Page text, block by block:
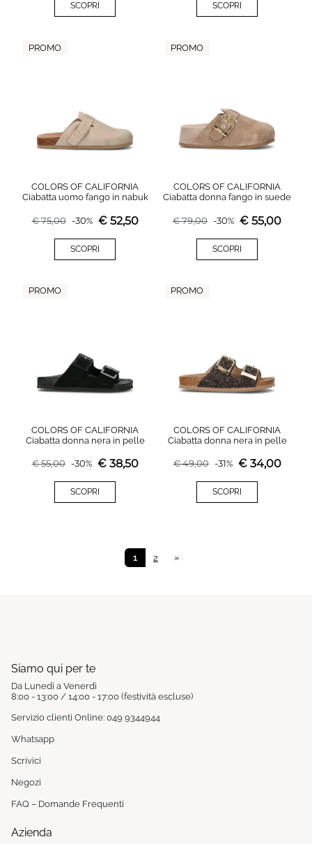
SCOPRI SCOPRI
PROMO
COLORS OF CALIFORNIA
Ciabatta uomo fango in nabuk
€75,00 -30% € 52,50
SCOPRI
PROMO
COLORS OF CALIFORNIA
Ciabatta donna fango in suede
€79,00 -30% € 55,00
SCOPRI
PROMO
COLORS OF CALIFORNIA
Ciabatta donna nera in pelle
€55,00 -30% € 38,50
SCOPRI
PROMO
COLORS OF CALIFORNIA
Ciabatta donna nera in pelle
€49,00 -31% € 34,00
SCOPRI
1 2 »
Siamo qui per te
Da Lunedì a Venerdì
8:00 - 13:00 / 14:00 - 17:00 (festività escluse)
Servizio clienti Online: 049 9344944
Whatsapp
Scrivici
Negozi
FAQ – Domande Frequenti
Azienda